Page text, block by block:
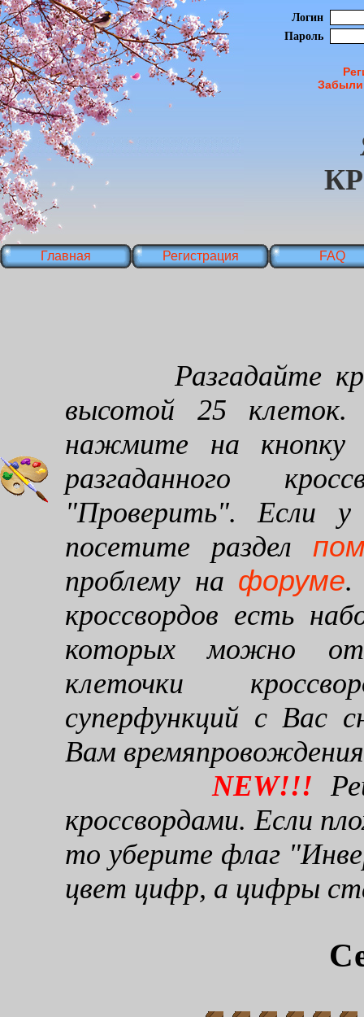
Логин
Пароль
Главная Регистрация FAQ
Разгадайте
высотой 25 клеток.
нажмите на кнопку
разгаданного
"Проверить". Если
посетите раздел
проблему на форуме.
кроссвордов есть
которых можно
клеточки
суперфункций с Вас
Вам
NEW!!!
кроссвордами. Если
то уберите флаг
цвет цифр, а цифры